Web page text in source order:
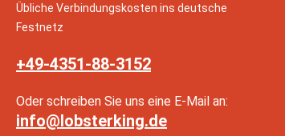
Übliche Verbindungskosten ins deutsche
Festnetz
+49-4351-88-3152
Oder schreiben Sie uns eine E-Mail an:
info@lobsterking.de